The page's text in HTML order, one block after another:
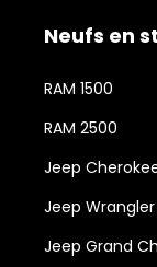
Neufs en
RAM 1500
RAM 2500
Jeep
Jeep Wrangler
Jeep Grand